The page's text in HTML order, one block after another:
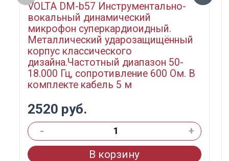
VOLTA DM-b57 Инструментально-
вокальный динамический
микрофон суперкардиоидный.
Металлический ударозащищённый
корпус классического
дизайна.Частотный диапазон 50-
18.000 Гц, сопротивление 600 Ом. В
комплекте кабель 5 м
2520 руб.
-
+
В корзину